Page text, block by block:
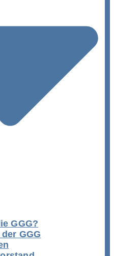
GGG?
GGG